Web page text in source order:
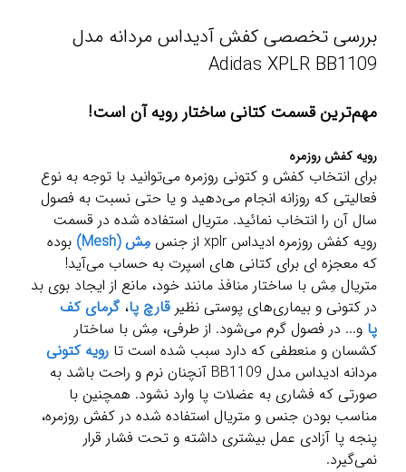
بررسی تخصصی کفش آدیداس مردانه مدل
Adidas XPLR BB1109
مهم‌ترین قسمت کتانی ساختار رویه آن است!
رویه کفش روزمره
برای انتخاب کفش و کتونی روزمره می‌توانید با توجه به نوع
فعالیتی که روزانه انجام می‌دهید و یا حتی نسبت به فصول
سال آن را انتخاب نمائید. متریال استفاده شده در قسمت
رویه کفش روزمره ادیداس xplr از جنس
مِش (Mesh)
بوده
که معجزه ای برای کتانی های اسپرت به حساب می‌آید!
متریال مِش با ساختار منافذ مانند خود، مانع از ایجاد بوی بد
در کتونی و بیماری‌های پوستی نظیر قارچ پا،گرمای کف
پا و... در فصول گرم می‌شود. از طرفی، مِش با ساختار
کشسان و منعطفی که دارد سبب شده است تا رویه کتونی
مردانه ادیداس مدل BB1109 آنچنان نرم و راحت باشد به
صورتی که فشاری به عضلات پا وارد نشود. همچنین با
مناسب بودن جنس و متریال استفاده شده در کفش روزمره،
پنجه پا آزادی عمل بیشتری داشته و تحت فشار قرار
نمی‌گیرد.